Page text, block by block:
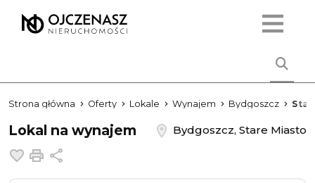
Strona główna Oferty Lokale Wynajem Bydgoszcz
Lokal na wynajem
Bydgoszcz, Stare Miasto
Dodaj do ulubionych
Drukuj